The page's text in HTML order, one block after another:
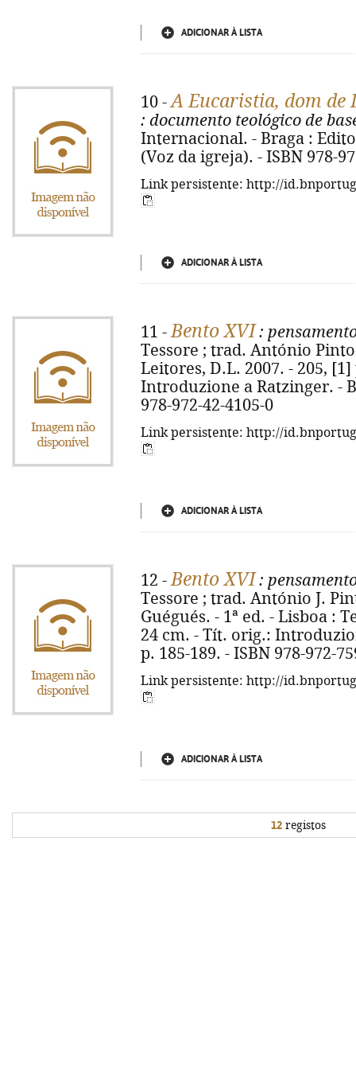
ADICIONAR À LISTA
10 -A Eucaristia, dom de
: documento teológico de
Internacional. - Braga :
(Voz da igreja). - ISBN 978-
Link persistente: http://
ADICIONAR À LISTA
11 -Bento XVI :
Tessore ; trad. António
Leitores, D.L. 2007. - 205,
Introduzione a Ratzinger. -
978-972-42-4105-0
Link persistente: http://
ADICIONAR À LISTA
12 -Bento XVI :
Tessore ; trad. António J.
Guégués. - 1ª ed. - Lisboa :
24 cm. - Tít. orig.:
p. 185-189. - ISBN 978-972-
Link persistente: http://
ADICIONAR À LISTA
12registos